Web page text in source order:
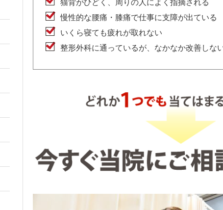
猫背がひどく、周りの人によく指摘される
慢性的な腰痛・膝痛で仕事に支障が出ている
いくら寝ても疲れが取れない
整形外科に通っているが、なかなか改善しな